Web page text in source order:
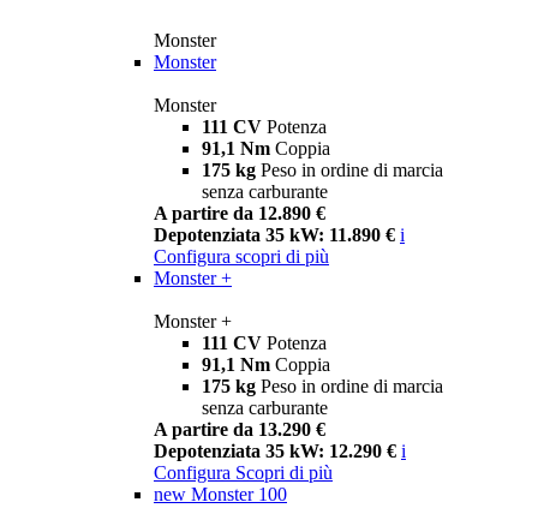
Monster
Monster
Monster
111 CV Potenza
91,1 Nm Coppia
175 kg Peso in ordine di marcia
senza carburante
A partire da 12.890 €
Depotenziata 35 kW: 11.890 € i
Configura scopri di più
Monster +
Monster +
111 CV Potenza
91,1 Nm Coppia
175 kg Peso in ordine di marcia
senza carburante
A partire da 13.290 €
Depotenziata 35 kW: 12.290 € i
Configura Scopri di più
new Monster 100